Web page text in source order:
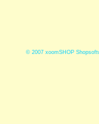
© 2007 xoomSHOP